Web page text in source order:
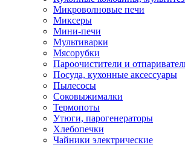
Микроволновые печи
Миксеры
Мини-печи
Мультиварки
Мясорубки
Пароочистители и
Посуда, кухонные аксессуары
Пылесосы
Соковыжималки
Термопоты
Утюги, парогенераторы
Хлебопечки
Чайники электрические